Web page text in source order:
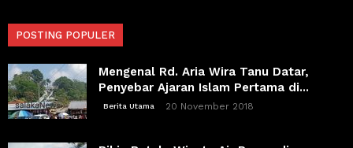
POSTING POPULER
Mengenal Rd. Aria Wira Tanu Datar,
Penyebar Ajaran Islam Pertama di...
Berita Utama 20 November 2018